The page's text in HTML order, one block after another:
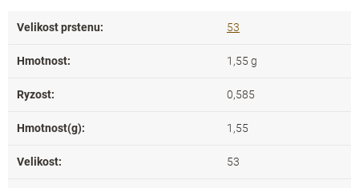
Velikost prstenu: 53
Hmotnost: 1,55 g
Ryzost: 0,585
Hmotnost(g): 1,55
Velikost: 53